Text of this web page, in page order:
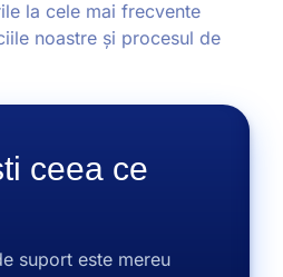
la cele mai frecvente
noastre și procesul de
ceea ce
suport este mereu